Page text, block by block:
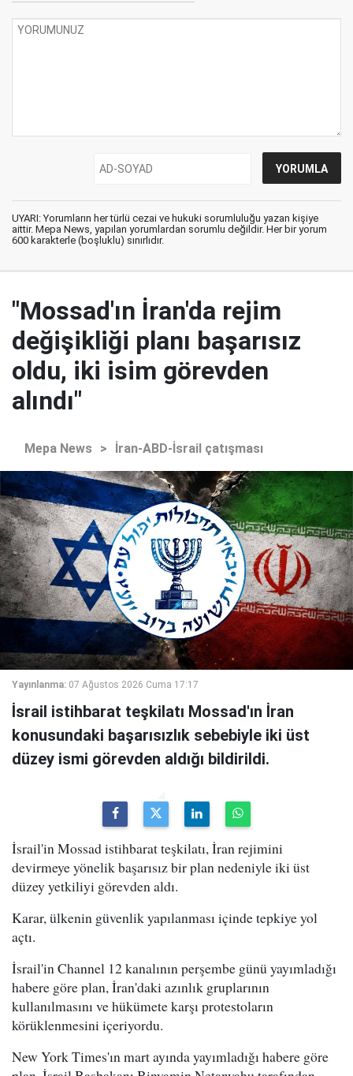
UYARI: Yorumların her türlü cezai ve hukuki sorumluluğu yazan kişiye
aittir. Mepa News, yapılan yorumlardan sorumlu değildir. Her bir yorum
600 karakterle (boşluklu) sınırlıdır.
"Mossad'ın İran'da rejim
değişikliği planı başarısız
oldu, iki isim görevden
alındı"
Mepa News > İran-ABD-İsrail çatışması
Yayınlanma: 07 Ağustos 2026 Cuma 17:17
İsrail istihbarat teşkilatı Mossad'ın İran
konusundaki başarısızlık sebebiyle iki üst
düzey ismi görevden aldığı bildirildi.
İsrail'in Mossad istihbarat teşkilatı, İran rejimini
devirmeye yönelik başarısız bir plan nedeniyle iki üst
düzey yetkiliyi görevden aldı.
Karar, ülkenin güvenlik yapılanması içinde tepkiye yol
açtı.
İsrail'in Channel 12 kanalının perşembe günü yayımladığı
habere göre plan, İran'daki azınlık gruplarının
kullanılmasını ve hükümete karşı protestoların
körüklenmesini içeriyordu.
New York Times'ın mart ayında yayımladığı habere göre